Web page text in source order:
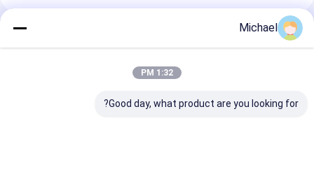
المنتجات الموصى بها
Michael
1:32 PM
Good day, what product are you looking for?